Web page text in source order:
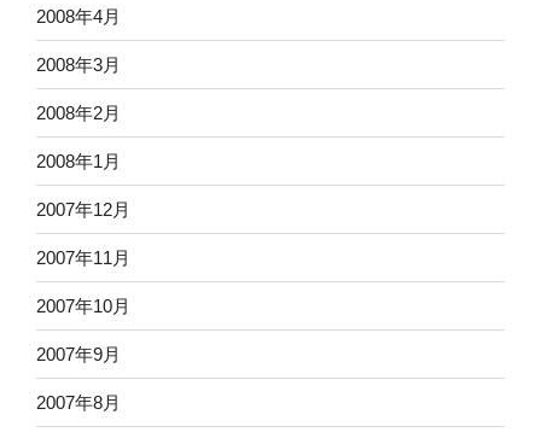
2008年4月
2008年3月
2008年2月
2008年1月
2007年12月
2007年11月
2007年10月
2007年9月
2007年8月